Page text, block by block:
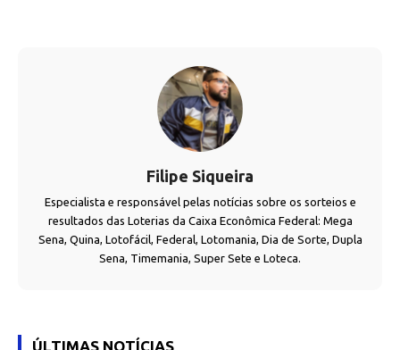
Filipe Siqueira
Especialista e responsável pelas notícias sobre os sorteios e
resultados das Loterias da Caixa Econômica Federal: Mega
Sena, Quina, Lotofácil, Federal, Lotomania, Dia de Sorte, Dupla
Sena, Timemania, Super Sete e Loteca.
ÚLTIMAS NOTÍCIAS